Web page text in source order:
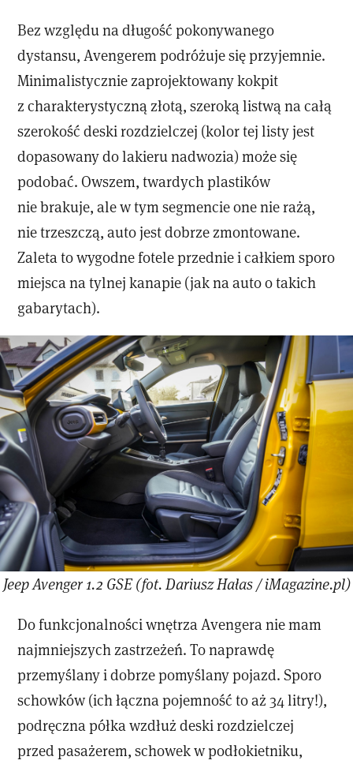
Bez względu na długość pokonywanego
dystansu, Avengerem podróżuje się przyjemnie.
Minimalistycznie zaprojektowany kokpit
z charakterystyczną złotą, szeroką listwą na całą
szerokość deski rozdzielczej (kolor tej listy jest
dopasowany do lakieru nadwozia) może się
podobać. Owszem, twardych plastików
nie brakuje, ale w tym segmencie one nie rażą,
nie trzeszczą, auto jest dobrze zmontowane.
Zaleta to wygodne fotele przednie i całkiem sporo
miejsca na tylnej kanapie (jak na auto o takich
gabarytach).
Jeep Avenger 1.2 GSE (fot. Dariusz Hałas / iMagazine.pl)
Do funkcjonalności wnętrza Avengera nie mam
najmniejszych zastrzeżeń. To naprawdę
przemyślany i dobrze pomyślany pojazd. Sporo
schowków (ich łączna pojemność to aż 34 litry!),
podręczna półka wzdłuż deski rozdzielczej
przed pasażerem, schowek w podłokietniku,